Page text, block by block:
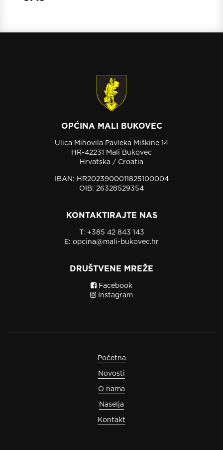
OPĆINA MALI BUKOVEC
Ulica Mihovila Pavleka Miškine 14
HR-42231 Mali Bukovec
Hrvatska / Croatia
IBAN: HR2023900011825100004
OIB: 26328529354
KONTAKTIRAJTE NAS
T: +385 42 843 143
E: opcina@mali-bukovec.hr
DRUŠTVENE MREŽE
Facebook
Instagram
Početna
Novosti
O nama
Naselja
Kontakt